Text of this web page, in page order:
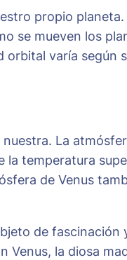
propio
se mueven los
varía según
La
temperatura
de Venus
de
la diosa